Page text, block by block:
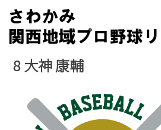
Skip
content
8 大神 康輔